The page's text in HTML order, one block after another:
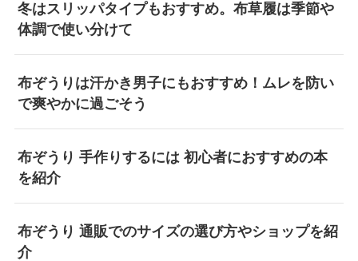
冬はスリッパタイプもおすすめ。布草履は季節や
体調で使い分けて
布ぞうりは汗かき男子にもおすすめ！ムレを防い
で爽やかに過ごそう
布ぞうり 手作りするには 初心者におすすめの本
を紹介
布ぞうり 通販でのサイズの選び方やショップを紹
介